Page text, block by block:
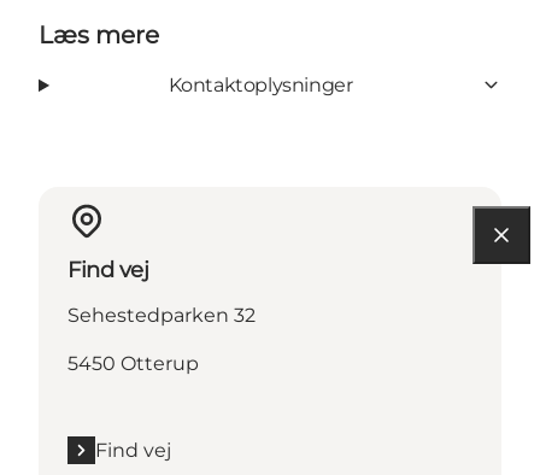
Læs mere
Kontaktoplysninger
Find vej
Sehestedparken 32
5450 Otterup
Find vej